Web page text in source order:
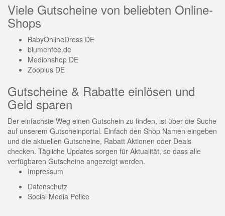
Viele Gutscheine von beliebten Online-
Shops
BabyOnlineDress DE
blumenfee.de
Medionshop DE
Zooplus DE
Gutscheine & Rabatte einlösen und
Geld sparen
Der einfachste Weg einen Gutschein zu finden, ist über die Suche
auf unserem Gutscheinportal. Einfach den Shop Namen eingeben
und die aktuellen Gutscheine, Rabatt Aktionen oder Deals
checken. Tägliche Updates sorgen für Aktualität, so dass alle
verfügbaren Gutscheine angezeigt werden.
Impressum
Datenschutz
Social Media Police